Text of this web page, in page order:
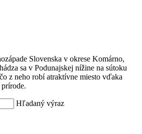
Slovenska v okrese Komárno,
sa v Podunajskej nížine na sútoku
z neho robí atraktívne miesto vďaka
Hľadaný výraz